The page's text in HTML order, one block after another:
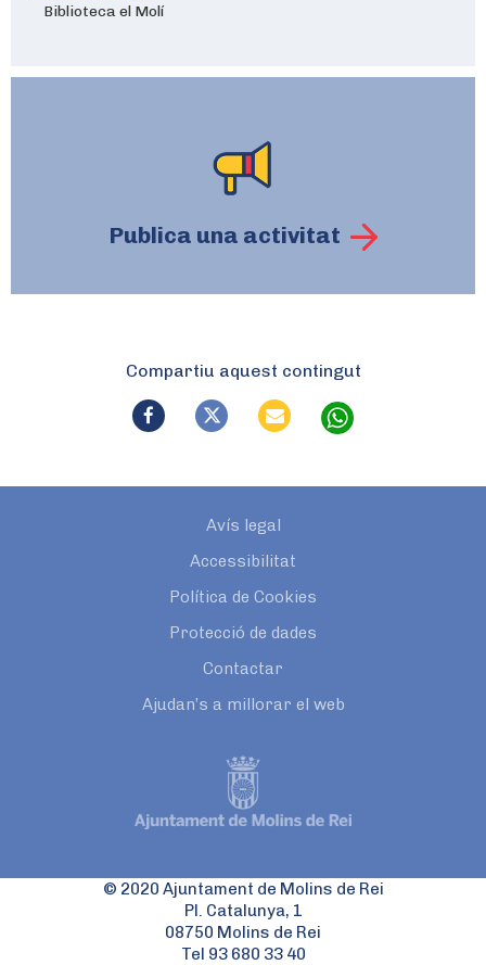
Biblioteca el Molí
Publica una activitat
Compartiu aquest contingut
Avís legal
Accessibilitat
Política de Cookies
Protecció de dades
Contactar
Ajudan’s a millorar el web
© 2020 Ajuntament de Molins de Rei
Pl. Catalunya, 1
08750 Molins de Rei
Tel 93 680 33 40